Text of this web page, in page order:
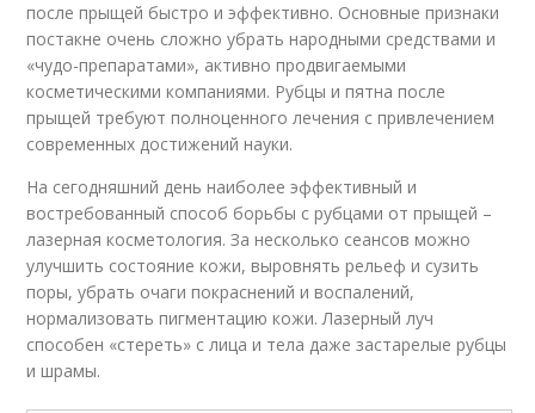
после прыщей быстро и эффективно. Основные признаки
постакне очень сложно убрать народными средствами и
«чудо-препаратами», активно продвигаемыми
косметическими компаниями. Рубцы и пятна после
прыщей требуют полноценного лечения с привлечением
современных достижений науки.
На сегодняшний день наиболее эффективный и
востребованный способ борьбы с рубцами от прыщей –
лазерная косметология. За несколько сеансов можно
улучшить состояние кожи, выровнять рельеф и сузить
поры, убрать очаги покраснений и воспалений,
нормализовать пигментацию кожи. Лазерный луч
способен «стереть» с лица и тела даже застарелые рубцы
и шрамы.